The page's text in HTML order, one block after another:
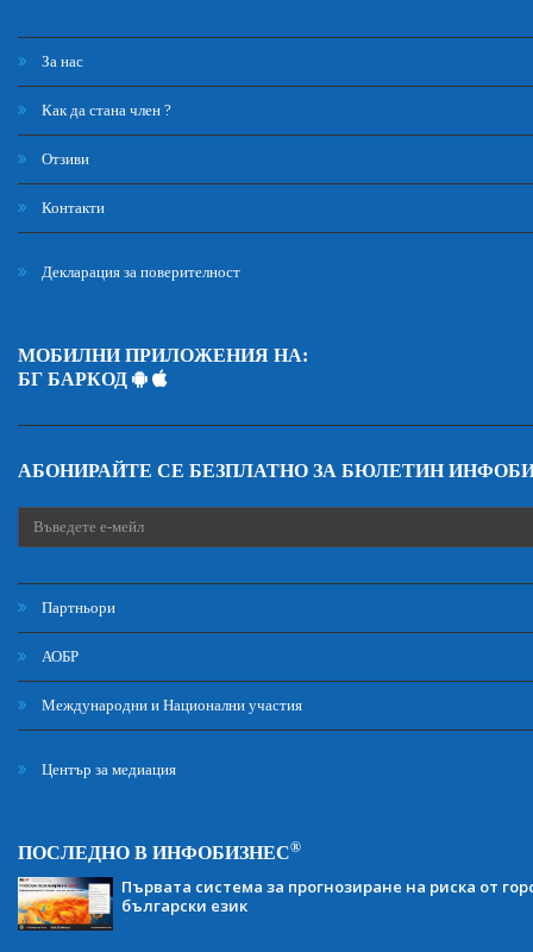
За нас
Как да стана член ?
Отзиви
Контакти
Декларация за поверителност
МОБИЛНИ ПРИЛОЖЕНИЯ НА:
БГ БАРКОД
АБОНИРАЙТЕ СЕ БЕЗПЛАТНО ЗА БЮЛЕТИН
Партньори
АОБР
Международни и Национални участия
Център за медиация
ПОСЛЕДНО В ИНФОБИЗНЕС®
Първата система за прогнозиране на риска от
български език